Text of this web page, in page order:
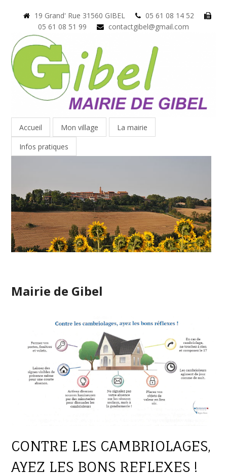
19 Grand' Rue 31560 GIBEL
05 61 08 14 52
05 61 08 51 99
contactgibel@gmail.com
Accueil Mon village
La mairie
Infos pratiques
Mairie de Gibel
CONTRE LES CAMBRIOLAGES,
AYEZ LES BONS REFLEXES !